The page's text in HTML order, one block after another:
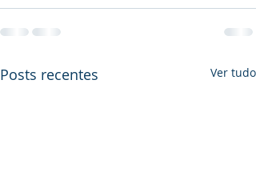
Posts recentes Ver tudo